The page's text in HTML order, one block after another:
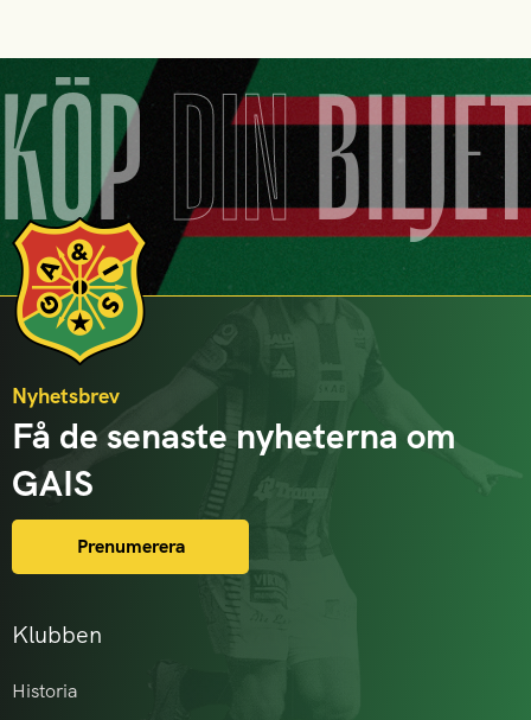
KÖPDIN
Klubben
Historia
Nyhetsbrev
Få de senaste nyheterna om
GAIS
Prenumerera